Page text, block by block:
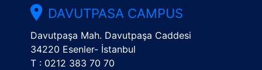
DAVUTPASA CAMPUS
Davutpaşa Mah. Davutpaşa Caddesi
34220 Esenler- İstanbul
T : 0212 383 70 70